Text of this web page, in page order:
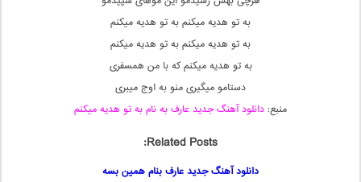
به تو هدیه میکنم به تو هدیه میکنم
به تو هدیه میکنم به تو هدیه میکنم
به تو هدیه میکنم که با من همسفری
دستامو میگیری منو به اوج میبری
منبع: دانلود آهنگ جدید عارف به نام به تو هدیه میکنم
Related Posts:
دانلود آهنگ جدید عارف بنام همین بسه